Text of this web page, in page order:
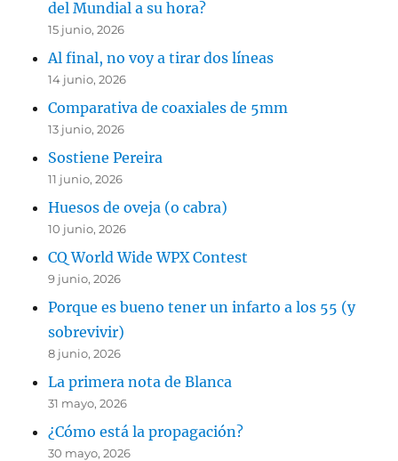
del Mundial a su hora?
15 junio, 2026
Al final, no voy a tirar dos líneas
14 junio, 2026
Comparativa de coaxiales de 5mm
13 junio, 2026
Sostiene Pereira
11 junio, 2026
Huesos de oveja (o cabra)
10 junio, 2026
CQ World Wide WPX Contest
9 junio, 2026
Porque es bueno tener un infarto a los 55 (y
sobrevivir)
8 junio, 2026
La primera nota de Blanca
31 mayo, 2026
¿Cómo está la propagación?
30 mayo, 2026